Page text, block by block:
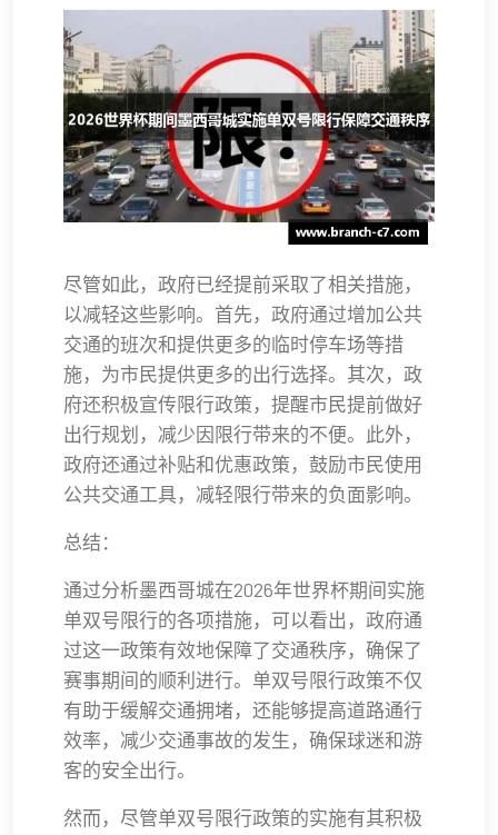
尽管如此，政府已经提前采取了相关措施，
以减轻这些影响。首先，政府通过增加公共
交通的班次和提供更多的临时停车场等措
施，为市民提供更多的出行选择。其次，政
府还积极宣传限行政策，提醒市民提前做好
出行规划，减少因限行带来的不便。此外，
政府还通过补贴和优惠政策，鼓励市民使用
公共交通工具，减轻限行带来的负面影响。
总结：
通过分析墨西哥城在2026年世界杯期间实施
单双号限行的各项措施，可以看出，政府通
过这一政策有效地保障了交通秩序，确保了
赛事期间的顺利进行。单双号限行政策不仅
有助于缓解交通拥堵，还能够提高道路通行
效率，减少交通事故的发生，确保球迷和游
客的安全出行。
然而，尽管单双号限行政策的实施有其积极